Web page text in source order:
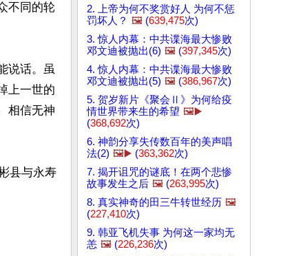
不同的轮
说话。虽
上一世的
相信无神
县与永寿
2. 上帝为何不奖赏好人 为何不惩
罚坏人？ 🖼️ (639,475次)
3. 惊人内幕：中共谍海最大惨败
邓文迪被抛出(6) 🖼️ (397,345次)
4. 惊人内幕：中共谍海最大惨败
邓文迪被抛出(5) 🖼️ (386,967次)
5. 贺岁新片《聚会Ⅱ》为何给疫
情世界带来生的希望 🖼️▶️
(368,692次)
6. 神韵分享失传数百年的美声唱
法(2) 🖼️▶️ (363,362次)
7. 揭开诅咒的谜底！在两个悲惨
故事发生之后 🖼️ (263,995次)
8. 真实神奇的田三牛转世经历 🖼️
(227,410次)
9. 韩亚飞机失事 为何这一家均无
恙 🖼️ (226,236次)